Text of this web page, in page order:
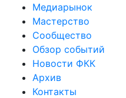
Медиарынок
Мастерство
Сообщество
Обзор событий
Новости ФКК
Архив
Контакты